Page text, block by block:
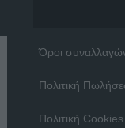
Όροι
Πολιτική
Πολιτική Cookies